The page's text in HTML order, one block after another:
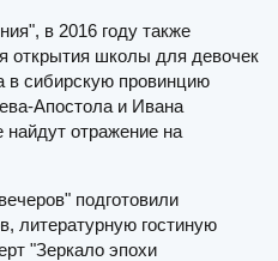
в 2016 году также
открытия школы для девочек
в сибирскую провинцию
Апостола и Ивана
отражение на
подготовили
литературную гостиную
"Зеркало эпохи